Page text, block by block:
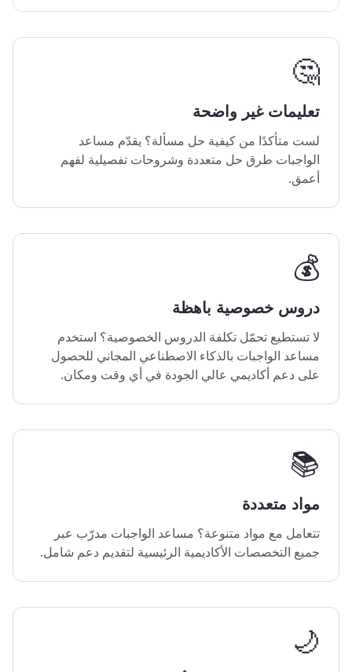
🤔
تعليمات غير واضحة
لست متأكدًا من كيفية حل مسألة؟ يقدّم مساعد
الواجبات طرق حل متعددة وشروحات تفصيلية لفهم
أعمق.
💰
دروس خصوصية باهظة
لا تستطيع تحمّل تكلفة الدروس الخصوصية؟ استخدم
مساعد الواجبات بالذكاء الاصطناعي المجاني للحصول
على دعم أكاديمي عالي الجودة في أي وقت ومكان.
📚
مواد متعددة
تتعامل مع مواد متنوعة؟ مساعد الواجبات مدرّب عبر
جميع التخصصات الأكاديمية الرئيسية لتقديم دعم شامل.
🌙